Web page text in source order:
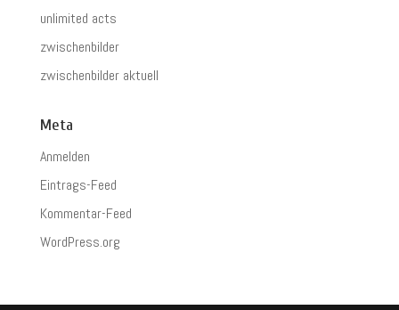
unlimited acts
zwischenbilder
zwischenbilder aktuell
Meta
Anmelden
Eintrags-Feed
Kommentar-Feed
WordPress.org